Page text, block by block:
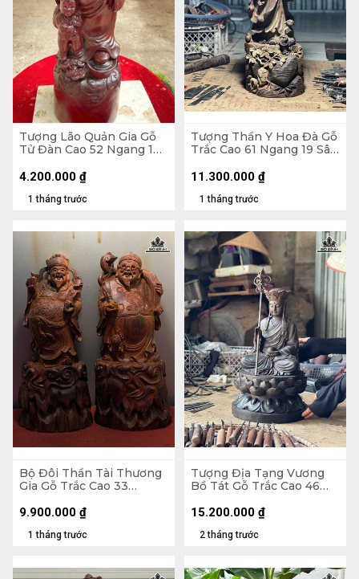
Tượng Lão Quản Gia Gỗ
Tử Đàn Cao 52 Ngang 18
1 tháng trước
4.200.000 ₫
Tượng Thần Y Hoa Đà Gỗ
Trắc Cao 61 Ngang 19 Sâu
1 tháng trước
11.300.000 ₫
Bộ Đôi Thần Tài Thương
Gia Gỗ Trắc Cao 33
1 tháng trước
9.900.000 ₫
Tượng Địa Tạng Vương
Bồ Tát Gỗ Trắc Cao 46
2 tháng trước
15.200.000 ₫